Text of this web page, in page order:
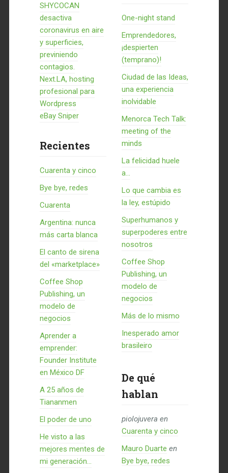
SHYCOCAN
desactiva
coronavirus en aire
y superficies,
previniendo
contagios.
Next.LA, hosting
profesional para
Wordpress
eBay Sniper
Recientes
Cuarenta y cinco
Bye bye, redes
Cuarenta
Argentina: nunca
más carta blanca
El canto de sirena
del «marketplace»
Coffee Shop
Publishing, un
modelo de
negocios
Aprender a
emprender:
Founder Institute
en México DF
A 25 años de
Tiananmen
El poder de uno
He visto a las
mejores mentes de
mi generación…
One-night stand
Emprendedores,
¡despierten
(temprano)!
Ciudad de las Ideas,
una experiencia
inolvidable
Menorca Tech Talk:
meeting of the
minds
La felicidad huele
a...
Lo que cambia es
la ley, estúpido
Superhumanos y
superpoderes entre
nosotros
Coffee Shop
Publishing, un
modelo de
negocios
Más de lo mismo
Inesperado amor
brasileiro
De qué
hablan
piolojuvera en
Cuarenta y cinco
Mauro Duarte en
Bye bye, redes